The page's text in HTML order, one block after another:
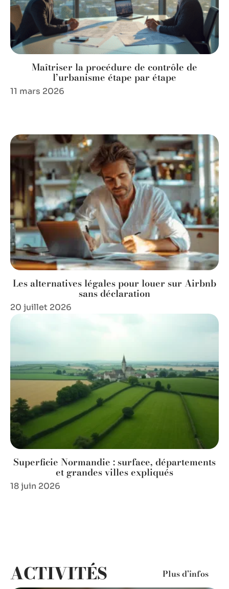
Les alternatives légales pour louer sur Airbnb
sans déclaration
20 juillet 2026
Superficie Normandie : surface, départements
et grandes villes expliqués
18 juin 2026
Maîtriser la procédure de contrôle de
l’urbanisme étape par étape
11 mars 2026
ACTIVITÉS Plus d’infos